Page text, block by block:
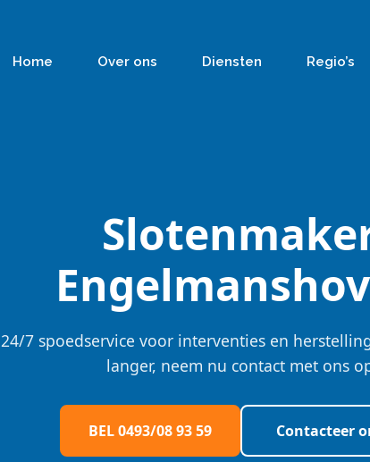
Home Over ons Diensten Regio’s
24/7 spoedservice voor interventies en
langer, neem nu contact met ons
BEL 0493/08 93 59 Contacteer